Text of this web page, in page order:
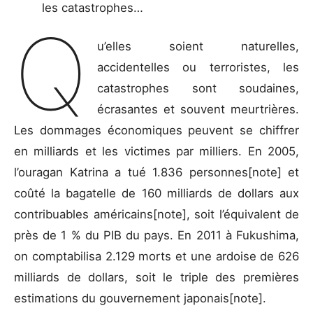
les catastrophes…
Q
u’elles soient naturelles,
accidentelles ou terroristes, les
catastrophes sont soudaines,
écrasantes et souvent meurtrières.
Les dommages économiques peuvent se chiffrer
en milliards et les victimes par milliers. En 2005,
l’ouragan Katrina a tué 1.836 personnes[note] et
coûté la bagatelle de 160 milliards de dollars aux
contribuables américains[note], soit l’équivalent de
près de 1 % du PIB du pays. En 2011 à Fukushima,
on comptabilisa 2.129 morts et une ardoise de 626
milliards de dollars, soit le triple des premières
estimations du gouvernement japonais[note].